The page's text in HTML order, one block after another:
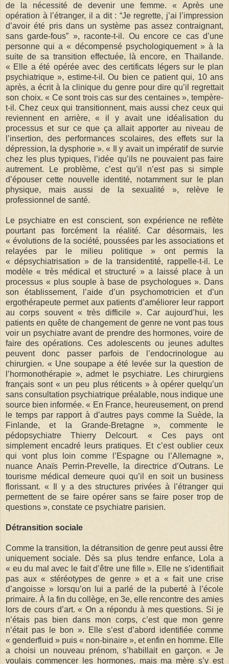
de la nécessité de devenir une femme. « Après une
opération à l’étranger, il a dit : “Je regrette, j’ai l’impression
d’avoir été pris dans un système pas assez contraignant,
sans garde-fous” », raconte-t-il. Ou encore ce cas d’une
personne qui a « décompensé psychologiquement » à la
suite de sa transition effectuée, là encore, en Thaïlande.
« Elle a été opérée avec des certificats légers sur le plan
psychiatrique », estime-t-il. Ou bien ce patient qui, 10 ans
après, a écrit à la clinique du genre pour dire qu’il regrettait
son choix. « Ce sont trois cas sur des centaines », tempère-
t-il. Chez ceux qui transitionnent, mais aussi chez ceux qui
reviennent en arrière, « il y avait une idéalisation du
processus et sur ce que ça allait apporter au niveau de
l’insertion, des performances scolaires, des effets sur la
dépression, la dysphorie ». « Il y avait un impératif de survie
chez les plus typiques, l’idée qu’ils ne pouvaient pas faire
autrement. Le problème, c’est qu’il n’est pas si simple
d’épouser cette nouvelle identité, notamment sur le plan
physique, mais aussi de la sexualité », relève le
professionnel de santé.
Le psychiatre en est conscient, son expérience ne reflète
pourtant pas forcément la réalité. Car désormais, les
« évolutions de la société, poussées par les associations et
relayées par le milieu politique » ont permis la
« dépsychiatrisation » de la transidentité, rappelle-t-il. Le
modèle « très médical et structuré » a laissé place à un
processus « plus souple à base de psychologues ». Dans
son établissement, l’aide d’un psychomotricien et d’un
ergothérapeute permet aux patients d’améliorer leur rapport
au corps souvent « très difficile ». Car aujourd’hui, les
patients en quête de changement de genre ne vont pas tous
voir un psychiatre avant de prendre des hormones, voire de
faire des opérations. Ces adolescents ou jeunes adultes
peuvent donc passer parfois de l’endocrinologue au
chirurgien. « Une soupape a été levée sur la question de
l’hormonothérapie », admet le psychiatre. Les chirurgiens
français sont « un peu plus réticents » à opérer quelqu’un
sans consultation psychiatrique préalable, nous indique une
source bien informée. « En France, heureusement, on prend
le temps par rapport à d’autres pays comme la Suède, la
Finlande, et la Grande-Bretagne », commente le
pédopsychiatre Thierry Delcourt. « Ces pays ont
simplement encadré leurs pratiques. Et c’est oublier ceux
qui vont plus loin comme l’Espagne ou l’Allemagne »,
nuance Anaïs Perrin-Prevelle, la directrice d’Outrans. Le
tourisme médical demeure quoi qu’il en soit un business
florissant. « Il y a des structures privées à l’étranger qui
permettent de se faire opérer sans se faire poser trop de
questions », constate ce psychiatre parisien.
Détransition sociale
Comme la transition, la détransition de genre peut aussi être
uniquement sociale. Dès sa plus tendre enfance, Lola a
« eu du mal avec le fait d’être une fille ». Elle ne s’identifiait
pas aux « stéréotypes de genre » et a « fait une crise
d’angoisse » lorsqu’on lui a parlé de la puberté à l’école
primaire. À la fin du collège, en 3e, elle rencontre des amies
lors de cours d’art. « On a répondu à mes questions. Si je
n’étais pas bien dans mon corps, c’est que mon genre
n’était pas le bon ». Elle s’est d’abord identifiée comme
« genderfluid » puis « non-binaire », et enfin en homme. Elle
a choisi un nouveau prénom, s’habillait en garçon. « Je
voulais commencer les hormones, mais ma mère s’y est